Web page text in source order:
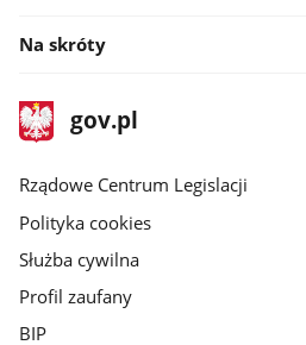
Na skróty
stopka
gov.plStrona
gov.pl
Rządowe Centrum Legislacji
Polityka cookies
Służba cywilna
Profil zaufany
BIP